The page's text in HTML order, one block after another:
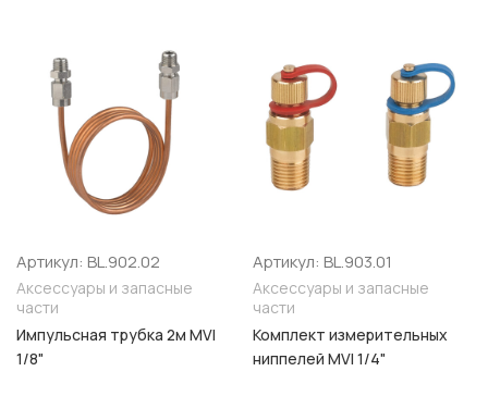
Артикул: BL.902.02
Аксессуары и запасные
части
Импульсная трубка 2м MVI
1/8"
Артикул: BL.903.01
Аксессуары и запасные
части
Комплект измерительных
ниппелей MVI 1/4"